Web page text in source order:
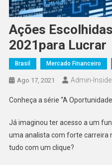
Ações
2021para Lucrar
Brasil Mercado Financeiro
Ago 17, 2021 Admin-Inside
Conheça a série “A
Já imaginou ter acesso a um
uma analista com forte carreira
tudo com um clique?